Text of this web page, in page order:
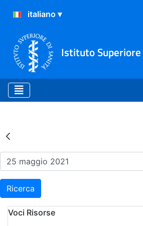
Istituto
Risultati della
Ricerca
Voci Risorse